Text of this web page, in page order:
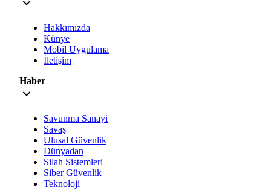
Hakkımızda
Künye
Mobil Uygulama
İletişim
Haber
Savunma Sanayi
Savaş
Ulusal Güvenlik
Dünyadan
Silah Sistemleri
Siber Güvenlik
Teknoloji